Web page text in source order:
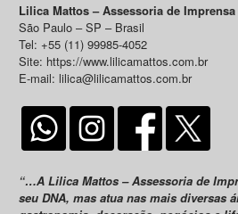
Lilica Mattos – Assessoria de Imprensa
São Paulo – SP – Brasil
Tel: +55 (11) 99985-4052
Site: https://www.lilicamattos.com.br
E-mail: lilica@lilicamattos.com.br
“…A Lilica Mattos – Assessoria de
seu DNA, mas atua nas mais diversas